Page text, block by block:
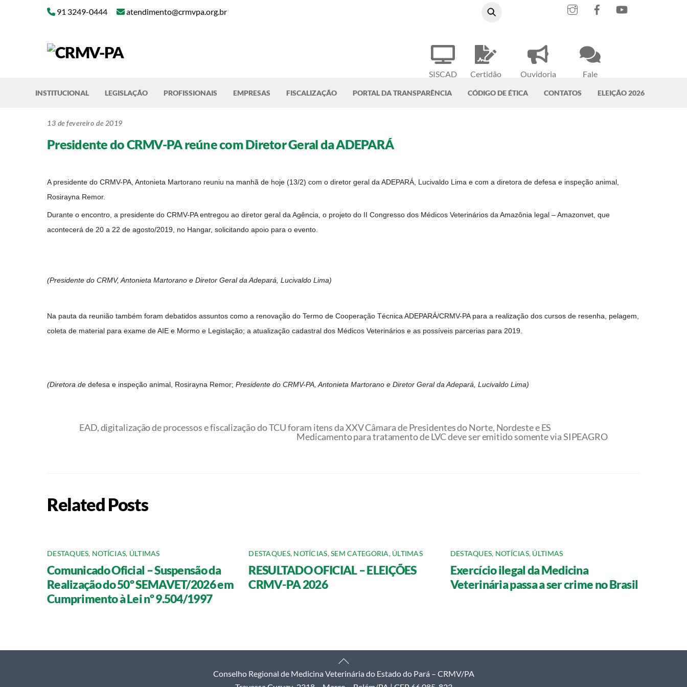
SISCAD
Certidão
Ouvidoria
Fale
91 3249-0444 atendimento@crmvpa.org.br
InstagramFacebook
INSTITUCIONAL LEGISLAÇÃO PROFISSIONAIS EMPRESAS FISCALIZAÇÃO PORTAL DA TRANSPARÊNCIA CÓDIGO DE ÉTICA CONTATOS ELEIÇÃO 2026
13 de fevereiro de 2019
Presidente do CRMV-PA reúne com Diretor Geral da ADEPARÁ
A presidente do CRMV-PA, Antonieta Martorano reuniu na manhã de hoje (13/2) com o diretor geral da ADEPARÁ, Lucivaldo Lima e com a diretora de defesa e inspeção animal,
Rosirayna Remor.
Durante o encontro, a presidente do CRMV-PA entregou ao diretor geral da Agência, o projeto do II Congresso dos Médicos Veterinários da Amazônia legal – Amazonvet, que
acontecerá de 20 a 22 de agosto/2019, no Hangar, solicitando apoio para o evento.
(Presidente do CRMV, Antonieta Martorano e Diretor Geral da Adepará, Lucivaldo Lima)
Na pauta da reunião também foram debatidos assuntos como a renovação do Termo de Cooperação Técnica ADEPARÁ/CRMV-PA para a realização dos cursos de resenha, pelagem,
coleta de material para exame de AIE e Mormo e Legislação; a atualização cadastral dos Médicos Veterinários e as possíveis parcerias para 2019.
(Diretora de defesa e inspeção animal, Rosirayna Remor; Presidente do CRMV-PA, Antonieta Martorano e Diretor Geral da Adepará, Lucivaldo Lima)
EAD, digitalização de processos e fiscalização do TCU foram itens da XXV Câmara de Presidentes do Norte, Nordeste e ES
Medicamento para tratamento de LVC deve ser emitido somente via SIPEAGRO
Related Posts
DESTAQUES, NOTÍCIAS, ÚLTIMAS
Comunicado Oficial – Suspensão da
Realização do 50º SEMAVET/2026 em
Cumprimento à Lei nº 9.504/1997
DESTAQUES, NOTÍCIAS,SEM CATEGORIA, ÚLTIMAS
RESULTADO OFICIAL – ELEIÇÕES
CRMV-PA 2026
DESTAQUES, NOTÍCIAS, ÚLTIMAS
Exercício ilegal da Medicina
Veterinária passa a ser crime no Brasil
Back
To
Conselho Regional de Medicina Veterinária do Estado do Pará – CRMV/PA